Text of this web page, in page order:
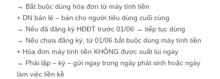
→ Bắt buộc dùng hóa đơn từ máy tính tiền
+ DN bán lẻ – bán cho người tiêu dùng cuối cùng
→ Nếu đã đăng ký HĐĐT trước 01/06 → tiếp tục dùng
→ Nếu chưa đăng ký, từ 01/06 bắt buộc dùng máy tính tiền
+ Hóa đơn máy tính tiền KHÔNG được xuất lùi ngày
→ Phải lập – ký – gửi ngay trong ngày phát sinh hoặc ngày
làm việc liền kề